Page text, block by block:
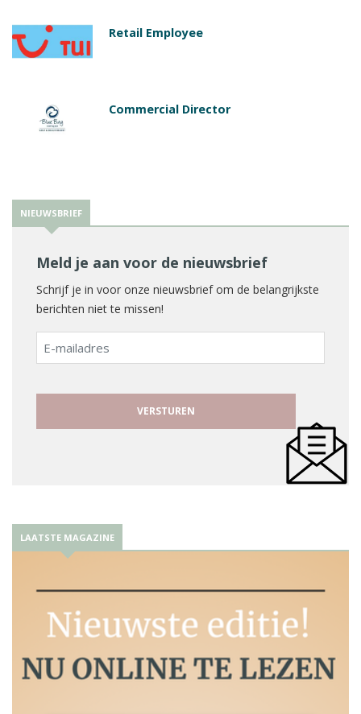
Retail Employee
Commercial Director
NIEUWSBRIEF
Meld je aan voor de nieuwsbrief
Schrijf je in voor onze nieuwsbrief om de belangrijkste
berichten niet te missen!
E-
mailadres
LAATSTE MAGAZINE